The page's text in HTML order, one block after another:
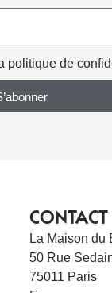
politique de
CONTACT
La Maison du
50 Rue
75011 Paris